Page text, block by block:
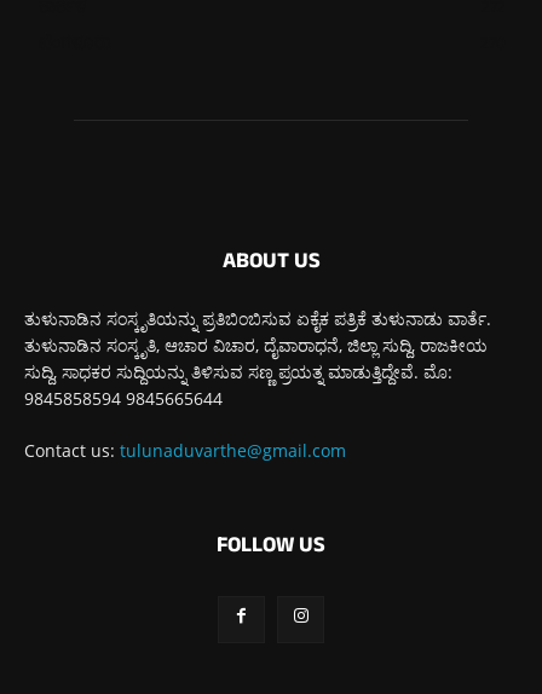
ABOUT US
ತುಳುನಾಡಿನ ಸಂಸ್ಕೃತಿಯನ್ನು ಪ್ರತಿಬಿಂಬಿಸುವ ಏಕೈಕ ಪತ್ರಿಕೆ ತುಳುನಾಡು ವಾರ್ತೆ.
ತುಳುನಾಡಿನ ಸಂಸ್ಕೃತಿ, ಆಚಾರ ವಿಚಾರ, ದೈವಾರಾಧನೆ, ಜಿಲ್ಲಾ ಸುದ್ದಿ, ರಾಜಕೀಯ
ಸುದ್ದಿ, ಸಾಧಕರ ಸುದ್ದಿಯನ್ನು ತಿಳಿಸುವ ಸಣ್ಣ ಪ್ರಯತ್ನ ಮಾಡುತ್ತಿದ್ದೇವೆ. ಮೊ:
9845858594 9845665644
Contact us: tulunaduvarthe@gmail.com
FOLLOW US